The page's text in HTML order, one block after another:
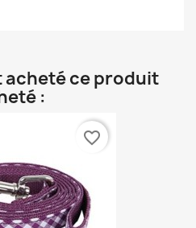
acheté ce produit
:
favorite_border